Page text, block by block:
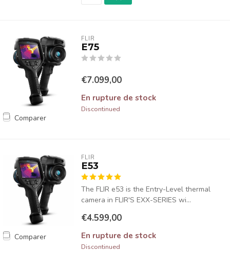
Comparer
FLIR
E75
€7.099,00
En rupture de stock
Discontinued
Comparer
FLIR
E53
The FLIR e53 is the Entry-Level thermal
camera in FLIR'S EXX-SERIES wi...
€4.599,00
En rupture de stock
Discontinued